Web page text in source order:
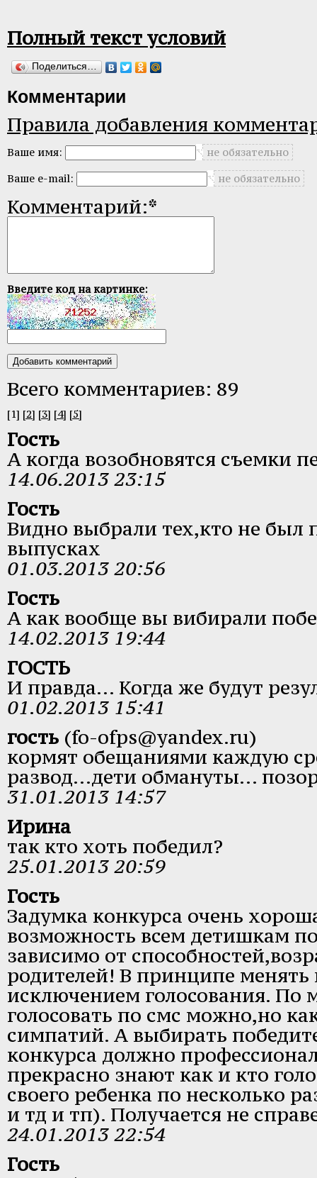
Полный текст условий
Поделиться…
Комментарии
Правила добавления
Ваше имя:
не обязательно
Ваше e-mail:
не обязательно
Комментарий:*
Введите код на картинке:
Всего комментариев: 89
[1] [2] [3] [4] [5]
Гость
А когда возобновятся съемки
14.06.2013 23:15
Гость
Видно выбрали тех,кто не был
выпусках
01.03.2013 20:56
Гость
А как вообще вы вибирали
14.02.2013 19:44
ГОСТЬ
И правда... Когда же будут
01.02.2013 15:41
гость (fo-ofps@yandex.ru)
кормят обещаниями каждую
развод...дети обмануты...
31.01.2013 14:57
Ирина
так кто хоть победил?
25.01.2013 20:59
Гость
Задумка конкурса очень
возможность всем детишкам
зависимо от
родителей! В принципе менять
исключением голосования.
голосовать по смс можно,но
симпатий. А выбирать
конкурса должно
прекрасно знают как и кто
своего ребенка по несколько
и тд и тп). Получается не
24.01.2013 22:54
Гость